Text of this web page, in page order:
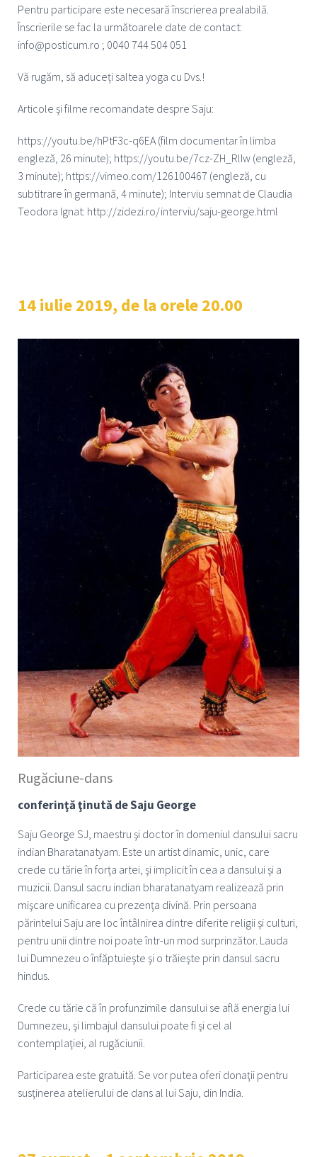
Pentru participare este necesară înscrierea prealabilă.
Înscrierile se fac la următoarele date de contact:
info@posticum.ro ; 0040 744 504 051
Vă rugăm, să aduceți saltea yoga cu Dvs.!
Articole şi filme recomandate despre Saju:
https://youtu.be/hPtF3c-q6EA (film documentar în limba
engleză, 26 minute); https://youtu.be/7cz-ZH_RlIw (engleză,
3 minute); https://vimeo.com/126100467 (engleză, cu
subtitrare în germană, 4 minute); Interviu semnat de Claudia
Teodora Ignat: http://zidezi.ro/interviu/saju-george.html
14 iulie 2019, de la orele 20.00
Rugăciune-dans
conferinţă ţinută de Saju George
Saju George SJ, maestru şi doctor în domeniul dansului sacru
indian Bharatanatyam. Este un artist dinamic, unic, care
crede cu tărie în forţa artei, şi implicit în cea a dansului şi a
muzicii. Dansul sacru indian bharatanatyam realizează prin
mişcare unificarea cu prezenţa divină. Prin persoana
părintelui Saju are loc întâlnirea dintre diferite religii şi culturi,
pentru unii dintre noi poate într-un mod surprinzător. Lauda
lui Dumnezeu o înfăptuieşte şi o trăieşte prin dansul sacru
hindus.
Crede cu tărie că în profunzimile dansului se află energia lui
Dumnezeu, şi limbajul dansului poate fi şi cel al
contemplaţiei, al rugăciunii.
Participarea este gratuită. Se vor putea oferi donaţii pentru
susţinerea atelierului de dans al lui Saju, din India.